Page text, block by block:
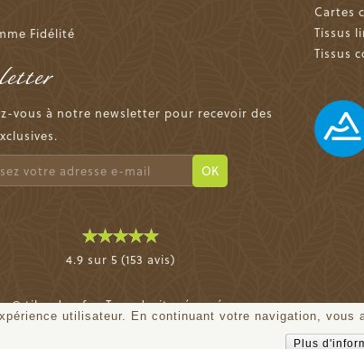
utilisateur. En continuant votre navigation,
Plus
Fidélité
vous à notre newsletter pour recevoir des
OK
Cartes
Tissus
Tissus
4.9 sur 5 (153 avis)
© tiloudou.fr - Tous droits réservés